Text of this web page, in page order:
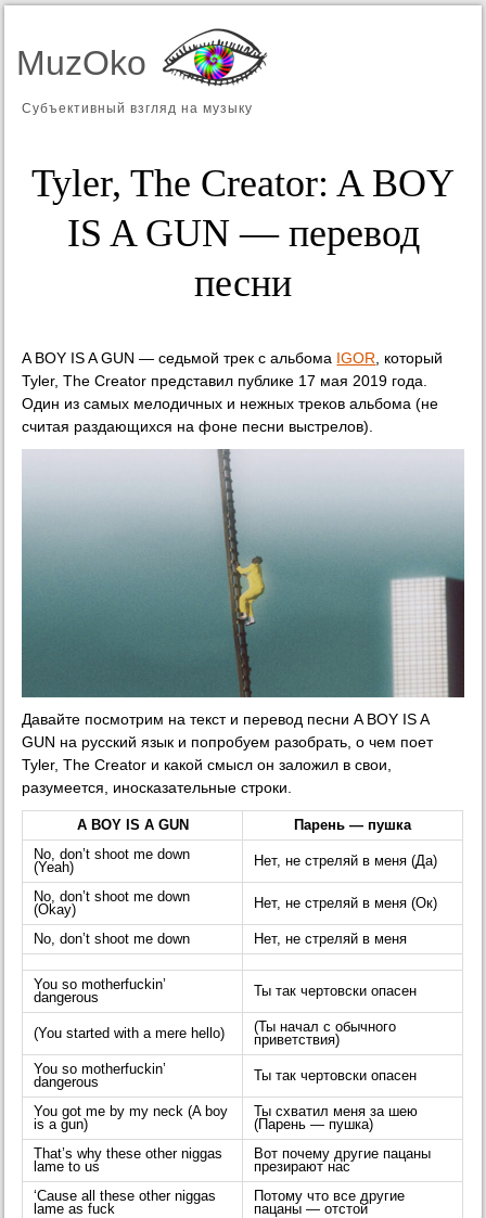
MuzOko
Субъективный взгляд на музыку
Tyler, The Creator: A BOY
IS A GUN — перевод
песни
A BOY IS A GUN — седьмой трек с альбома IGOR , который
Tyler, The Creator представил публике 17 мая 2019 года.
Один из самых мелодичных и нежных треков альбома (не
считая раздающихся на фоне песни выстрелов).
Давайте посмотрим на текст и перевод песни A BOY IS A
GUN на русский язык и попробуем разобрать, о чем поет
Tyler, The Creator и какой смысл он заложил в свои,
разумеется, иносказательные строки.
A BOY IS A GUN
Парень — пушка
No, don’t shoot me down
(Yeah)
Нет, не стреляй в меня (Да)
No, don’t shoot me down
(Okay)
Нет, не стреляй в меня (Ок)
No, don’t shoot me down Нет, не стреляй в меня
You so motherfuckin’
dangerous
Ты так чертовски опасен
(You started with a mere hello)
(Ты начал с обычного
приветствия)
You so motherfuckin’
dangerous
Ты так чертовски опасен
You got me by my neck (A boy
is a gun)
Ты схватил меня за шею
(Парень — пушка)
That’s why these other niggas
lame to us
Вот почему другие пацаны
презирают нас
‘Cause all these other niggas
lame as fuck
Потому что все другие
пацаны — отстой